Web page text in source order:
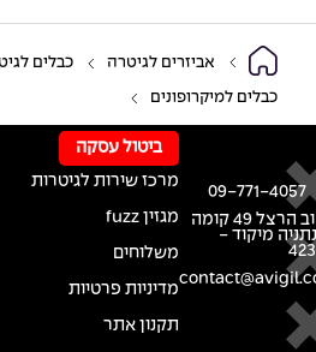
אביזרים לגיטרה כבלים
כבלים למיקרופונים
רחוב הרצל 49 קומה
מיקוד -
09-771-4057
ביטול עסקה
מרכז שירות לגיטרות
מגזין fuzz
משלוחים
מדיניות פרטיות
תקנון אתר